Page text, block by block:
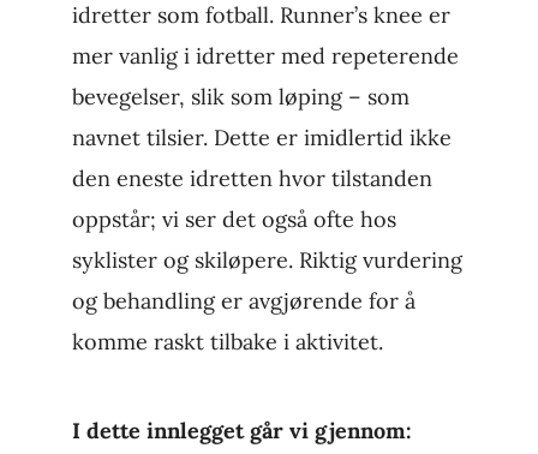
idretter som fotball. Runner’s knee er
mer vanlig i idretter med repeterende
bevegelser, slik som løping – som
navnet tilsier. Dette er imidlertid ikke
den eneste idretten hvor tilstanden
oppstår; vi ser det også ofte hos
syklister og skiløpere. Riktig vurdering
og behandling er avgjørende for å
komme raskt tilbake i aktivitet.
I dette innlegget går vi gjennom: